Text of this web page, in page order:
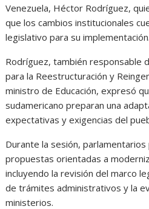
Venezuela, Héctor Rodríguez,
que los cambios institucionales
legislativo para su implementación.
Rodríguez, también responsable
para la Reestructuración y
ministro de Educación, expresó
sudamericano preparan una
expectativas y exigencias del
Durante la sesión,
propuestas orientadas a
incluyendo la revisión del marco
de trámites administrativos y la
ministerios.